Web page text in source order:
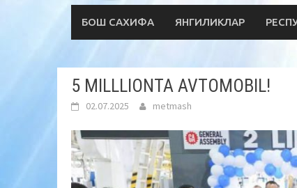
БОШ САХИФА ЯНГИЛИКЛАР
5 MILLLIONTA AVTOMOBIL!
02.07.2025 metmash